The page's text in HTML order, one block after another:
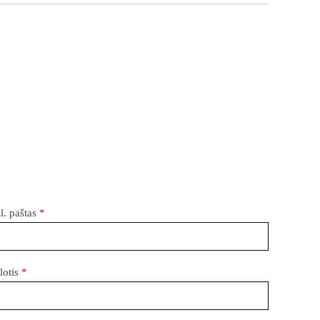
paštas *
*